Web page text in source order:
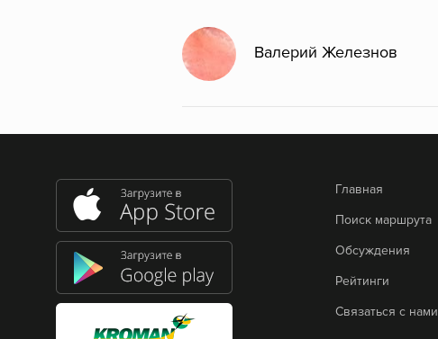
Валерий Железнов
Главная
Поиск маршрута
Обсуждения
Рейтинги
Связаться с нами